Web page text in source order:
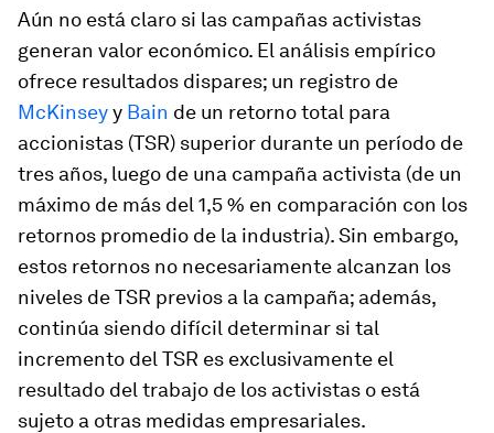
Aún no está claro si las campañas activistas
generan valor económico. El análisis empírico
ofrece resultados dispares; un registro de
McKinseyy Bain de un retorno total para
accionistas (TSR) superior durante un período de
tres años, luego de una campaña activista (de un
máximo de más del 1,5 % en comparación con los
retornos promedio de la industria). Sin embargo,
estos retornos no necesariamente alcanzan los
niveles de TSR previos a la campaña; además,
continúa siendo difícil determinar si tal
incremento del TSR es exclusivamente el
resultado del trabajo de los activistas o está
sujeto a otras medidas empresariales.